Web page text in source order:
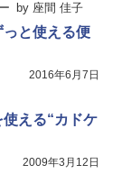
by 座間 佳子
と使える便
2016年6月7日
える“カドケ
2009年3月12日